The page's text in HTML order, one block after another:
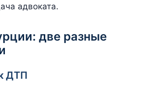
адвоката.
две разные
ДТП